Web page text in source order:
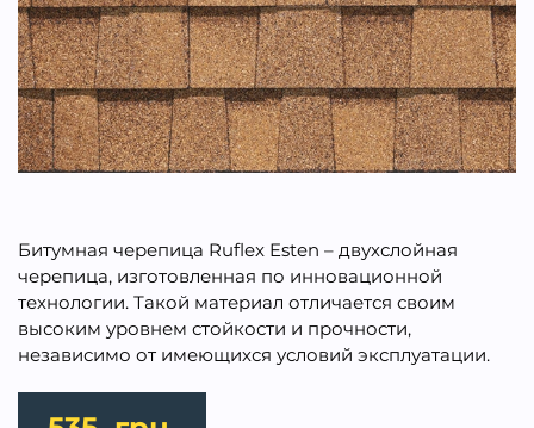
Битумная черепица Ruflex Esten – двухслойная
черепица, изготовленная по инновационной
технологии. Такой материал отличается своим
высоким уровнем стойкости и прочности,
независимо от имеющихся условий эксплуатации.